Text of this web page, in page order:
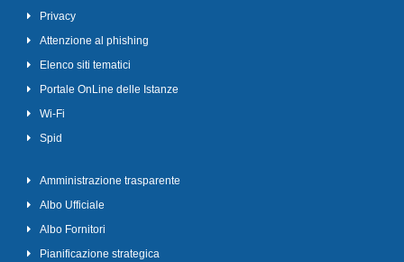
Privacy
Attenzione al phishing
Elenco siti tematici
Portale OnLine delle Istanze
Wi-Fi
Spid
Amministrazione trasparente
Albo Ufficiale
Albo Fornitori
Pianificazione strategica